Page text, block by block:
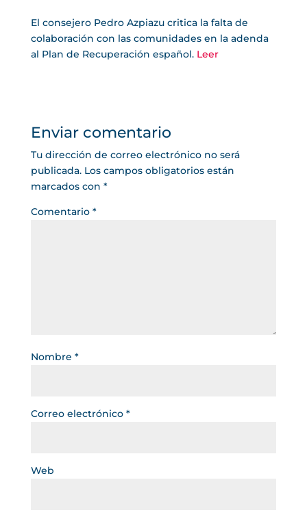
El consejero Pedro Azpiazu critica la falta de
colaboración con las comunidades en la adenda
al Plan de Recuperación español. Leer
Enviar comentario
Tu dirección de correo electrónico no será
publicada. Los campos obligatorios están
marcados con *
Comentario *
Nombre *
Correo electrónico *
Web